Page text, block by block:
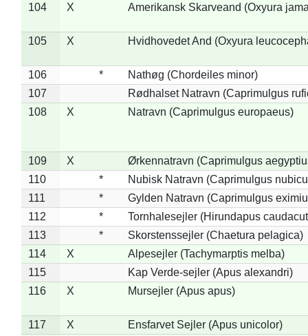
104
X Amerikansk Skarveand (Oxyura
105 X Hvidhovedet And (Oxyura
106 *
Nathøg (Chordeiles minor)
107
Rødhalset Natravn (Caprimulgus
108
X Natravn (Caprimulgus europaeus)
109 X
Ørkennatravn (Caprimulgus
110
*
Nubisk Natravn (Caprimulgus
111
*
Gylden Natravn (Caprimulgus
112
*
Tornhalesejler (Hirundapus
113
*
Skorstenssejler (Chaetura pelagica)
114
X
Alpesejler (Tachymarptis melba)
115
Kap Verde-sejler (Apus alexandri)
116
X Mursejler (Apus apus)
117 X
Ensfarvet Sejler (Apus unicolor)